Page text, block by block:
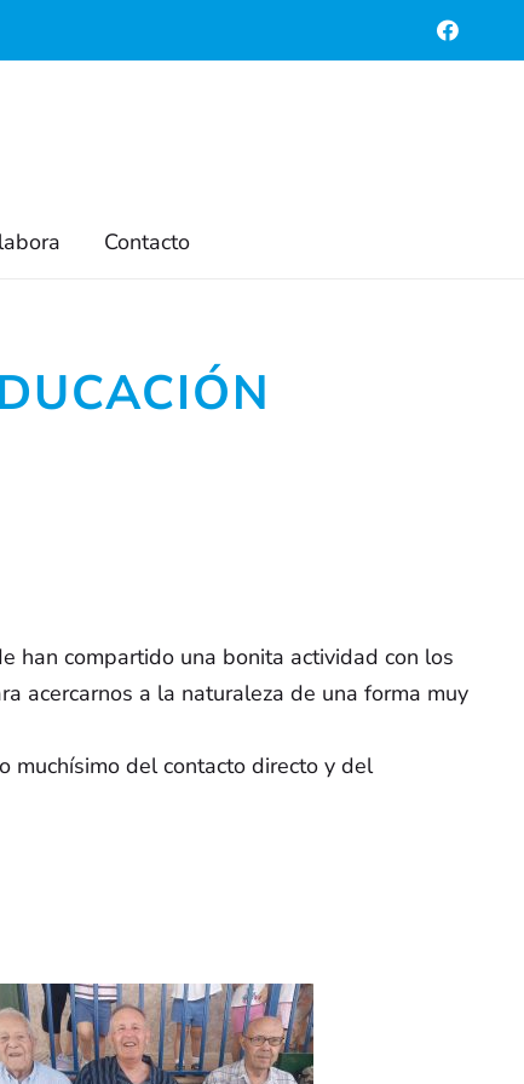
Contacto
han compartido una bonita actividad con los
acercarnos a la naturaleza de una forma muy
muchísimo del contacto directo y del
de